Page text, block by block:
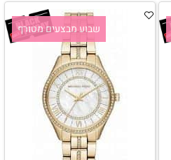
שבוע מבצעים מטורף